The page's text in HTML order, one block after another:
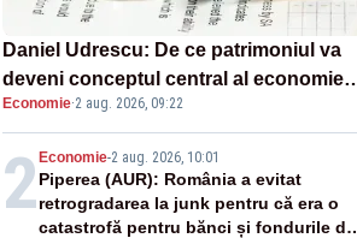
Daniel Udrescu: De ce patrimoniul va
deveni conceptul central al economiei
viitoare?
Economie·2 aug. 2026, 09:22
2Economie-2 aug. 2026, 10:01
Piperea (AUR): România a evitat
retrogradarea la junk pentru că era o
catastrofă pentru bănci și fondurile de